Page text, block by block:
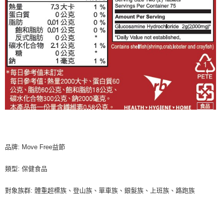
品牌: Move Free益節
類型: 保健食品
對象族群: 體重超標族、登山族、單車族、銀髮族、上班族、路跑族